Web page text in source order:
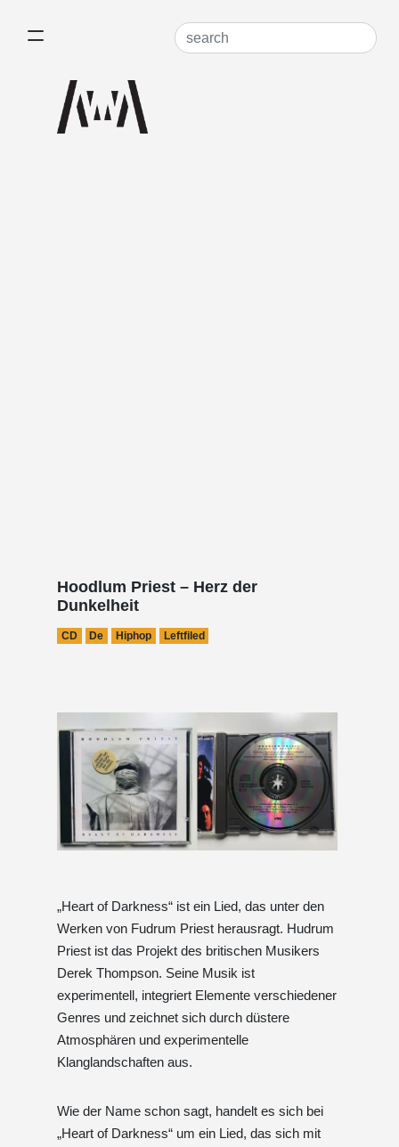
Hoodlum Priest – Herz der
Dunkelheit
CD De Hiphop Leftfiled
„Heart of Darkness“ ist ein Lied, das unter den
Werken von Fudrum Priest herausragt. Hudrum
Priest ist das Projekt des britischen Musikers
Derek Thompson. Seine Musik ist
experimentell, integriert Elemente verschiedener
Genres und zeichnet sich durch düstere
Atmosphären und experimentelle
Klanglandschaften aus.
Wie der Name schon sagt, handelt es sich bei
„Heart of Darkness“ um ein Lied, das sich mit